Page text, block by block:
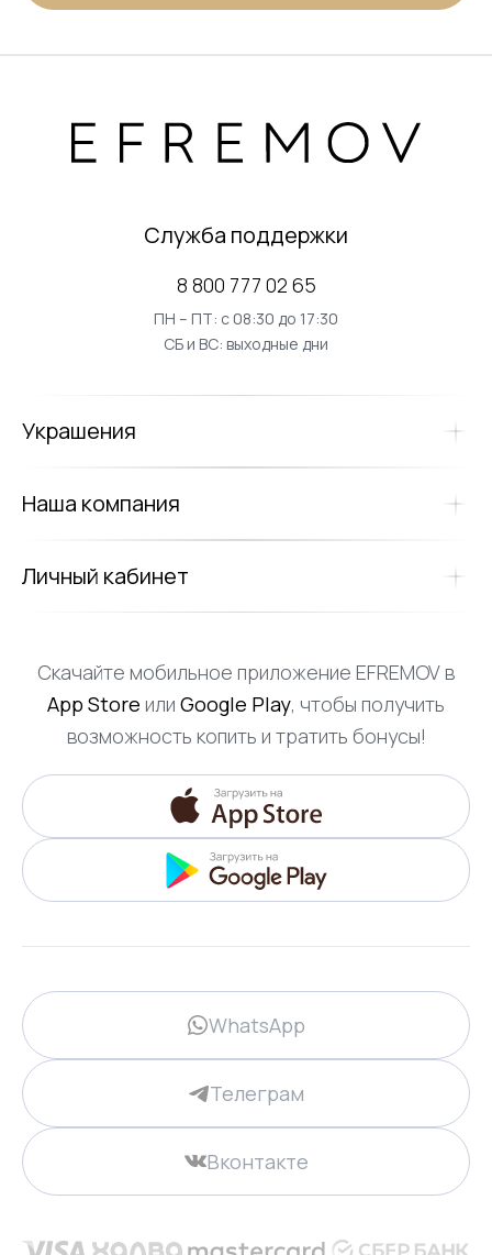
Служба поддержки
8 800 777 02 65
ПН – ПТ: с 08:30 до 17:30
СБ и ВС: выходные дни
Украшения
Наша компания
Личный кабинет
Скачайте мобильное приложение EFREMOV в
App Store или Google Play, чтобы получить
возможность копить и тратить бонусы!
WhatsApp
Телеграм
Вконтакте